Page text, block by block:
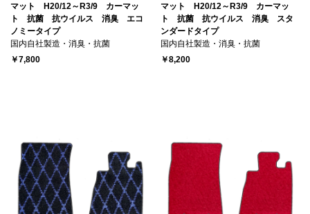
マット H20/12～R3/9 カーマッ
ト 抗菌 抗ウイルス 消臭 エコ
ノミータイプ
国内自社製造・消臭・抗菌
￥7,800
マット H20/12～R3/9 カーマッ
ト 抗菌 抗ウイルス 消臭 スタ
ンダードタイプ
国内自社製造・消臭・抗菌
￥8,200